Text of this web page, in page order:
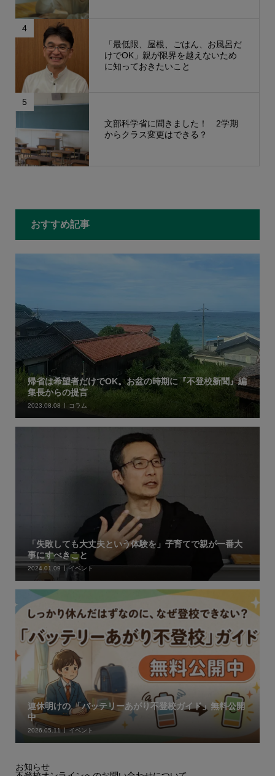
4
「最低限、屋根、ごはん、お風呂だ
けでOK」親が限界を越えないため
に知っておきたいこと
5
文部科学省に聞きました！ 2学期
からクラス変更はできる？
おすすめ記事
帰省は希望者だけでOK。お盆の時期に『不登校新聞』編
集長からの提言
2023.08.08 コラム
「失敗しても大丈夫という体験を」子育てで親が一番大
事にすべきこと
2024.01.09 イベント
連休明けの 「バッテリーあがり不登校ガイド」無料公開
中
2026.05.11 イベント
お知らせ